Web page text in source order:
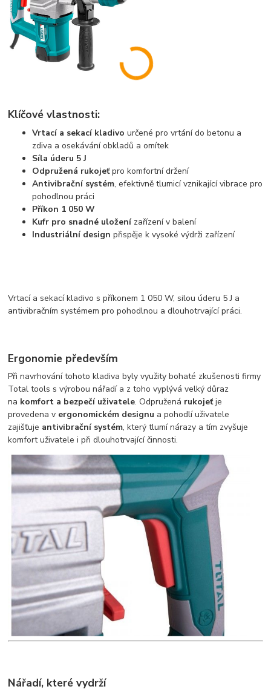
Klíčové vlastnosti:
Vrtací a sekací kladivo určené pro vrtání do betonu a
zdiva a osekávání obkladů a omítek
Síla úderu 5 J
Odpružená rukojeťpro komfortní držení
Antivibrační systém, efektivně tlumicí vznikající vibrace pro
pohodlnou práci
Příkon 1 050 W
Kufr pro snadné uložení zařízení v balení
Industriální designpřispěje k vysoké výdrži zařízení
Vrtací a sekací kladivo s příkonem 1 050 W, silou úderu 5 J a
antivibračním systémem pro pohodlnou a dlouhotrvající práci.
Ergonomie především
Při navrhování tohoto kladiva byly využity bohaté zkušenosti firmy
Total tools s výrobou nářadí a z toho vyplývá velký důraz
na komfort a bezpečí uživatele. Odpružená rukojeťje
provedena v ergonomickém designu a pohodlí uživatele
zajišťuje antivibrační systém, který tlumí nárazy a tím zvyšuje
komfort uživatele i při dlouhotrvající činnosti.
Nářadí, které vydrží